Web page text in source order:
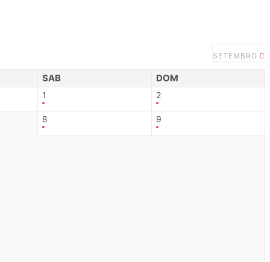
SETEMBRO
SAB DOM
1 2
8 9